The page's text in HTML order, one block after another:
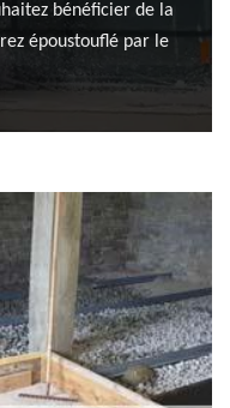
bénéficier de la
époustouflé par le